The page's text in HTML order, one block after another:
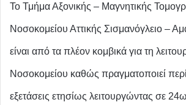
Το Τμήμα Αξονικής – Μαγνητικής
Νοσοκομείου Αττικής Σισμανόγλειο –
είναι από τα πλέον κομβικά για τη
Νοσοκομείου καθώς πραγματοποιεί
εξετάσεις ετησίως λειτουργώντας σε